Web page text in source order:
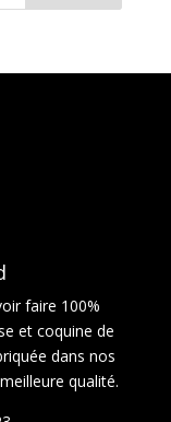
faire 100%
et coquine de
dans nos
qualité.